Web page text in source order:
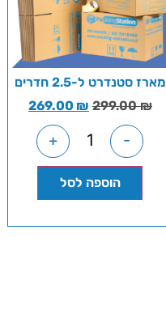
מארז סטנדרט ל-2.5 חדרים
299.00₪
269.00 ₪
-
+
הוספה לסל